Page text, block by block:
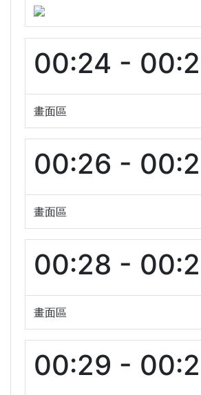
00:24 -
畫面區
00:26 -
畫面區
00:28 -
畫面區
00:29 -